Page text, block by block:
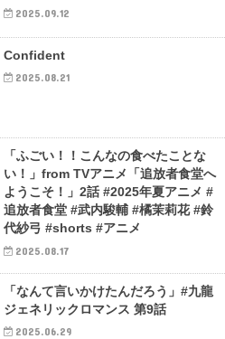
2025.09.12
Confident
2025.08.21
「ふごい！！こんなの食べたことな
い！」from TVアニメ「追放者食堂へ
ようこそ！」2話 #2025年夏アニメ #
追放者食堂 #武内駿輔 #橘茉莉花 #鈴
代紗弓 #shorts #アニメ
2025.08.17
「なんて言いかけたんだろう」#九龍
ジェネリックロマンス 第9話
2025.06.29